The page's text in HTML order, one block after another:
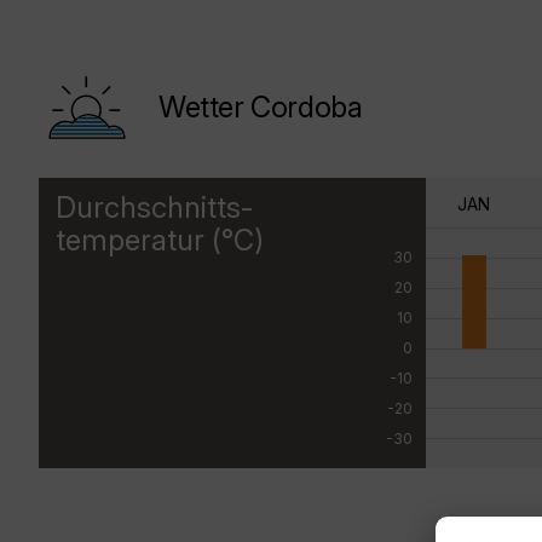
Wetter Cordoba
Durchschnitts-
temperatur (°C)
30
20
10
0
-10
-20
-30
JAN